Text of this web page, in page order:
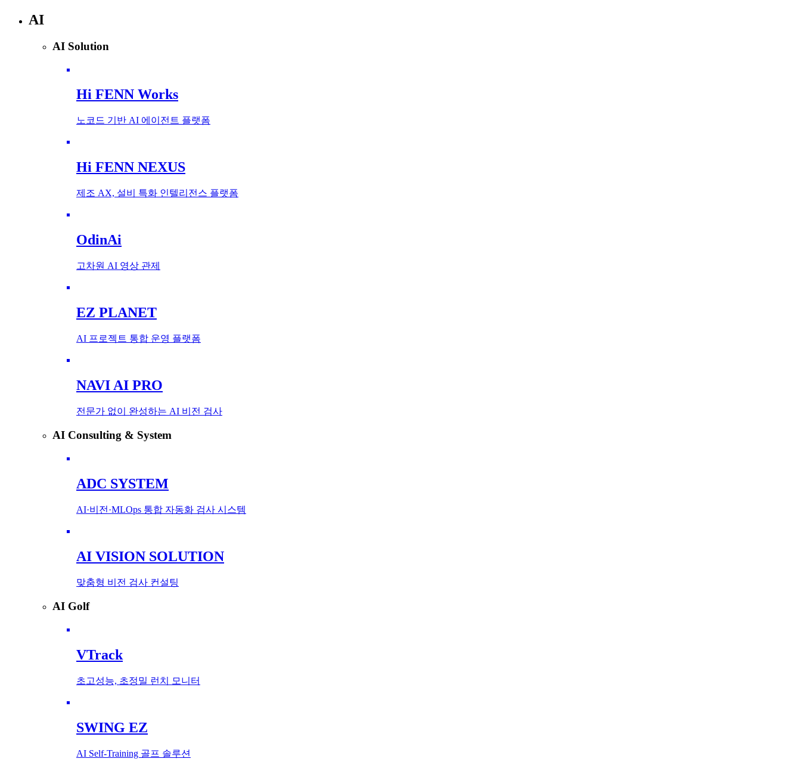
AI
AI Solution
Hi FENN Works
노코드 기반 AI 에이전트 플랫폼
Hi FENN NEXUS
제조 AX, 설비 특화 인텔리전스 플랫폼
OdinAi
고차원 AI 영상 관제
EZ PLANET
AI 프로젝트 통합 운영 플랫폼
NAVI AI PRO
전문가 없이 완성하는 AI 비전 검사
AI Consulting & System
ADC SYSTEM
AI·비전·MLOps 통합 자동화 검사 시스템
AI VISION SOLUTION
맞춤형 비전 검사 컨설팅
AI Golf
VTrack
초고성능, 초정밀 런치 모니터
SWING EZ
AI Self-Training 골프 솔루션